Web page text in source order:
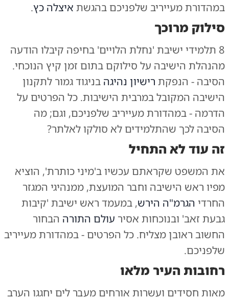
במהדורת מעייריב שלפניכם בהגשת איצלה כץ.
סילוק מרוכך
8 תלמידי ישיבת 'נחלת הלויים' בחיפה קיבלו הודעה
מהנהלת הישיבה על סילוקם בתום זמן קיץ הנוכחי.
הסיבה - הנפקת רישיון נהיגה בניגוד גמור לתקנון
הישיבה המקובל במרבית הישיבות. כל הפרטים על
הדרמה - במהדורת מעייריב שלפניכם, וגם; מה
הסיבה לכך שהתלמידים לא סולקו לאלתר?
זה עוד לא התחיל
את המשפט שקראתם עכשיו ב'מיני כותרת', הוציא
מפיו ראש הישיבה וחבר המועצת, ממנהיגי המגזר
החרדי הגרמ"ה הירש, במעמד ראש ישיבת 'קיבות
גבעת זאב' ובנוכחות אסיר עולם התורה הבחור
החשוב ראובן מצליח. כל הפרטים - במהדורת מעייריב
שלפניכם.
רחובות העיר מלאו
מאות חסידים ועשרות אורחים מעבר לים יחגגו הערב